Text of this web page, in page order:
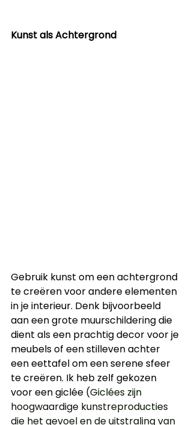
Kunst als Achtergrond
Gebruik kunst om een achtergrond
te creëren voor andere elementen
in je interieur. Denk bijvoorbeeld
aan een grote muurschildering die
dient als een prachtig decor voor je
meubels of een stilleven achter
een eettafel om een serene sfeer
te creëren. Ik heb zelf gekozen
voor een giclée (Giclées zijn
hoogwaardige kunstreproducties
die het gevoel en de uitstraling van